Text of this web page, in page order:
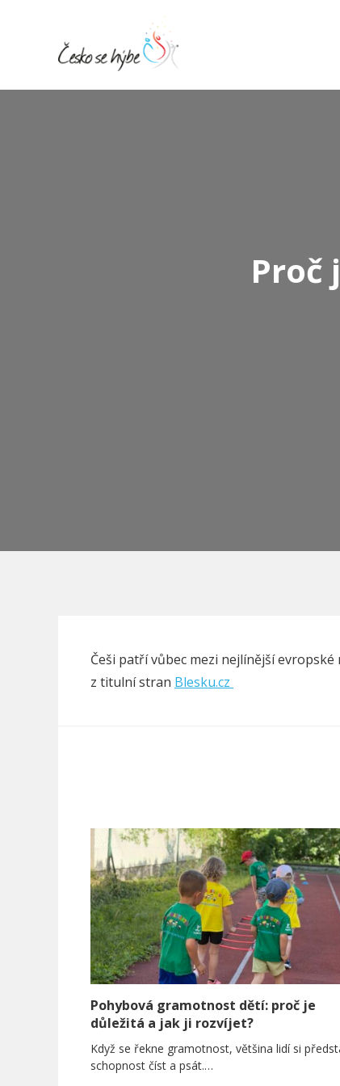
Proč
Češi patří vůbec mezi nejlínější
z titulní stran Blesku.cz
Pohybová gramotnost dětí: proč je
důležitá a jak ji rozvíjet?
Když se řekne gramotnost, většina lidí si
schopnost číst a psát.…